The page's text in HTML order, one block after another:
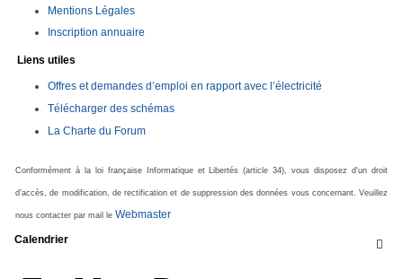
Mentions Légales
Inscription annuaire
Liens utiles
Offres et demandes d’emploi en rapport avec l’électricité
Télécharger des schémas
La Charte du Forum
Conformément à la loi française Informatique et Libertés (article 34), vous disposez d'un droit
d'accès, de modification, de rectification et de suppression des données vous concernant. Veuillez
nous contacter par mail le Webmaster

Calendrier